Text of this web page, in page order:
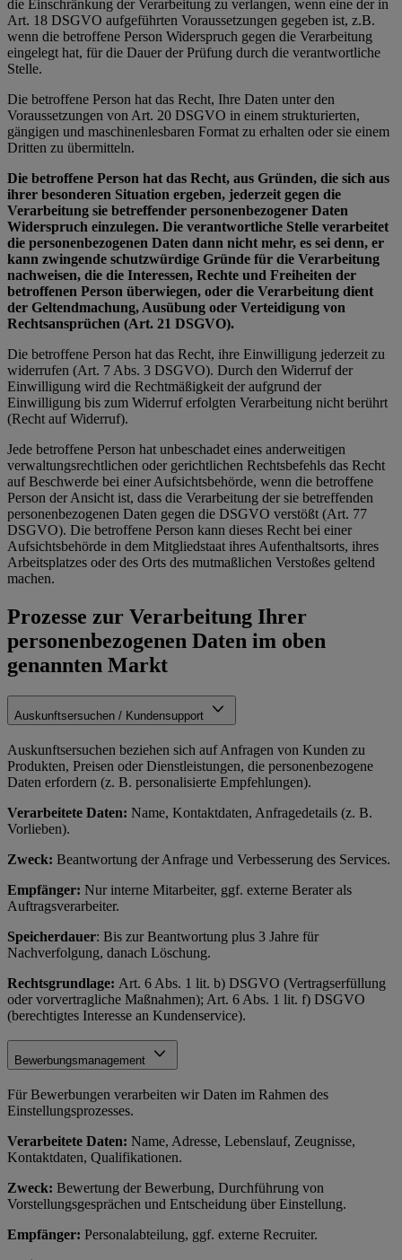
die Einschränkung der Verarbeitung zu verlangen, wenn eine der in
Art. 18 DSGVO aufgeführten Voraussetzungen gegeben ist, z.B.
wenn die betroffene Person Widerspruch gegen die Verarbeitung
eingelegt hat, für die Dauer der Prüfung durch die verantwortliche
Stelle.
Die betroffene Person hat das Recht, Ihre Daten unter den
Voraussetzungen von Art. 20 DSGVO in einem strukturierten,
gängigen und maschinenlesbaren Format zu erhalten oder sie einem
Dritten zu übermitteln.
Die betroffene Person hat das Recht, aus Gründen, die sich aus
ihrer besonderen Situation ergeben, jederzeit gegen die
Verarbeitung sie betreffender personenbezogener Daten
Widerspruch einzulegen. Die verantwortliche Stelle verarbeitet
die personenbezogenen Daten dann nicht mehr, es sei denn, er
kann zwingende schutzwürdige Gründe für die Verarbeitung
nachweisen, die die Interessen, Rechte und Freiheiten der
betroffenen Person überwiegen, oder die Verarbeitung dient
der Geltendmachung, Ausübung oder Verteidigung von
Rechtsansprüchen (Art. 21 DSGVO).
Die betroffene Person hat das Recht, ihre Einwilligung jederzeit zu
widerrufen (Art. 7 Abs. 3 DSGVO). Durch den Widerruf der
Einwilligung wird die Rechtmäßigkeit der aufgrund der
Einwilligung bis zum Widerruf erfolgten Verarbeitung nicht berührt
(Recht auf Widerruf).
Jede betroffene Person hat unbeschadet eines anderweitigen
verwaltungsrechtlichen oder gerichtlichen Rechtsbefehls das Recht
auf Beschwerde bei einer Aufsichtsbehörde, wenn die betroffene
Person der Ansicht ist, dass die Verarbeitung der sie betreffenden
personenbezogenen Daten gegen die DSGVO verstößt (Art. 77
DSGVO). Die betroffene Person kann dieses Recht bei einer
Aufsichtsbehörde in dem Mitgliedstaat ihres Aufenthaltsorts, ihres
Arbeitsplatzes oder des Orts des mutmaßlichen Verstoßes geltend
machen.
Prozesse zur Verarbeitung Ihrer
personenbezogenen Daten im oben
genannten Markt
Auskunftsersuchen / Kundensupport
Auskunftsersuchen beziehen sich auf Anfragen von Kunden zu
Produkten, Preisen oder Dienstleistungen, die personenbezogene
Daten erfordern (z. B. personalisierte Empfehlungen).
Verarbeitete Daten: Name, Kontaktdaten, Anfragedetails (z. B.
Vorlieben).
Zweck: Beantwortung der Anfrage und Verbesserung des Services.
Empfänger: Nur interne Mitarbeiter, ggf. externe Berater als
Auftragsverarbeiter.
Speicherdauer: Bis zur Beantwortung plus 3 Jahre für
Nachverfolgung, danach Löschung.
Rechtsgrundlage: Art. 6 Abs. 1 lit. b) DSGVO (Vertragserfüllung
oder vorvertragliche Maßnahmen); Art. 6 Abs. 1 lit. f) DSGVO
(berechtigtes Interesse an Kundenservice).
Bewerbungsmanagement
Für Bewerbungen verarbeiten wir Daten im Rahmen des
Einstellungsprozesses.
Verarbeitete Daten: Name, Adresse, Lebenslauf, Zeugnisse,
Kontaktdaten, Qualifikationen.
Zweck: Bewertung der Bewerbung, Durchführung von
Vorstellungsgesprächen und Entscheidung über Einstellung.
Empfänger: Personalabteilung, ggf. externe Recruiter.